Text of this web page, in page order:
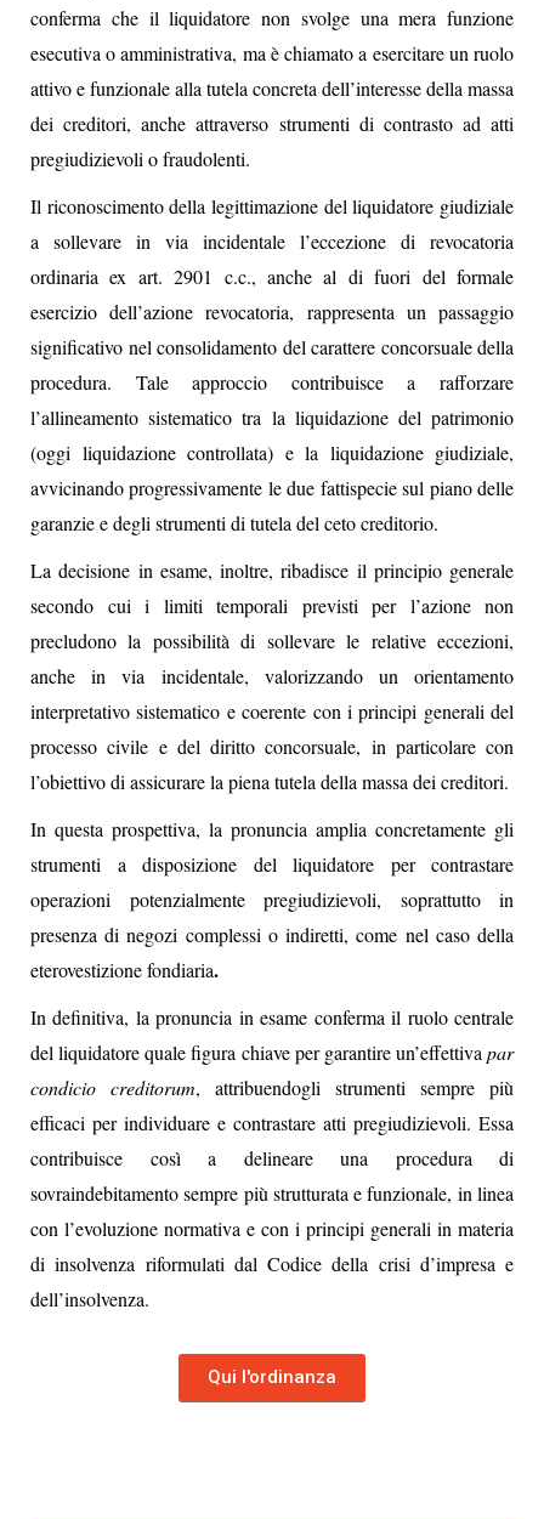
conferma che il liquidatore non svolge una mera funzione
esecutiva o amministrativa, ma è chiamato a esercitare un ruolo
attivo e funzionale alla tutela concreta dell’interesse della massa
dei creditori, anche attraverso strumenti di contrasto ad atti
pregiudizievoli o fraudolenti.
Il riconoscimento della legittimazione del liquidatore giudiziale
a sollevare in via incidentale l’eccezione di revocatoria
ordinaria ex art. 2901 c.c., anche al di fuori del formale
esercizio dell’azione revocatoria, rappresenta un passaggio
significativo nel consolidamento del carattere concorsuale della
procedura. Tale approccio contribuisce a rafforzare
l’allineamento sistematico tra la liquidazione del patrimonio
(oggi liquidazione controllata) e la liquidazione giudiziale,
avvicinando progressivamente le due fattispecie sul piano delle
garanzie e degli strumenti di tutela del ceto creditorio.
La decisione in esame, inoltre, ribadisce il principio generale
secondo cui i limiti temporali previsti per l’azione non
precludono la possibilità di sollevare le relative eccezioni,
anche in via incidentale, valorizzando un orientamento
interpretativo sistematico e coerente con i principi generali del
processo civile e del diritto concorsuale, in particolare con
l’obiettivo di assicurare la piena tutela della massa dei creditori.
In questa prospettiva, la pronuncia amplia concretamente gli
strumenti a disposizione del liquidatore per contrastare
operazioni potenzialmente pregiudizievoli, soprattutto in
presenza di negozi complessi o indiretti, come nel caso della
eterovestizione fondiaria.
In definitiva, la pronuncia in esame conferma il ruolo centrale
del liquidatore quale figura chiave per garantire un’effettiva par
condicio creditorum, attribuendogli strumenti sempre più
efficaci per individuare e contrastare atti pregiudizievoli. Essa
contribuisce così a delineare una procedura di
sovraindebitamento sempre più strutturata e funzionale, in linea
con l’evoluzione normativa e con i principi generali in materia
di insolvenza riformulati dal Codice della crisi d’impresa e
dell’insolvenza.
Qui l'ordinanza